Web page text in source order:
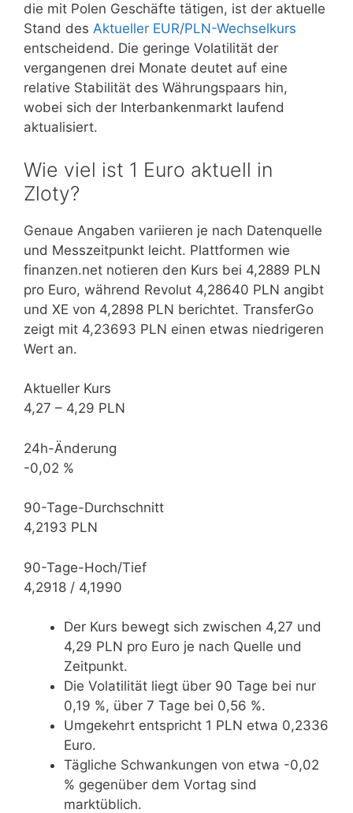
die mit Polen Geschäfte tätigen, ist der aktuelle
Stand des Aktueller EUR/PLN-Wechselkurs
entscheidend. Die geringe Volatilität der
vergangenen drei Monate deutet auf eine
relative Stabilität des Währungspaars hin,
wobei sich der Interbankenmarkt laufend
aktualisiert.
Wie viel ist 1 Euro aktuell in
Zloty?
Genaue Angaben variieren je nach Datenquelle
und Messzeitpunkt leicht. Plattformen wie
finanzen.net notieren den Kurs bei 4,2889 PLN
pro Euro, während Revolut 4,28640 PLN angibt
und XE von 4,2898 PLN berichtet. TransferGo
zeigt mit 4,23693 PLN einen etwas niedrigeren
Wert an.
Aktueller Kurs
4,27 – 4,29 PLN
24h-Änderung
-0,02 %
90-Tage-Durchschnitt
4,2193 PLN
90-Tage-Hoch/Tief
4,2918 / 4,1990
Der Kurs bewegt sich zwischen 4,27 und
4,29 PLN pro Euro je nach Quelle und
Zeitpunkt.
Die Volatilität liegt über 90 Tage bei nur
0,19 %, über 7 Tage bei 0,56 %.
Umgekehrt entspricht 1 PLN etwa 0,2336
Euro.
Tägliche Schwankungen von etwa -0,02
% gegenüber dem Vortag sind
marktüblich.